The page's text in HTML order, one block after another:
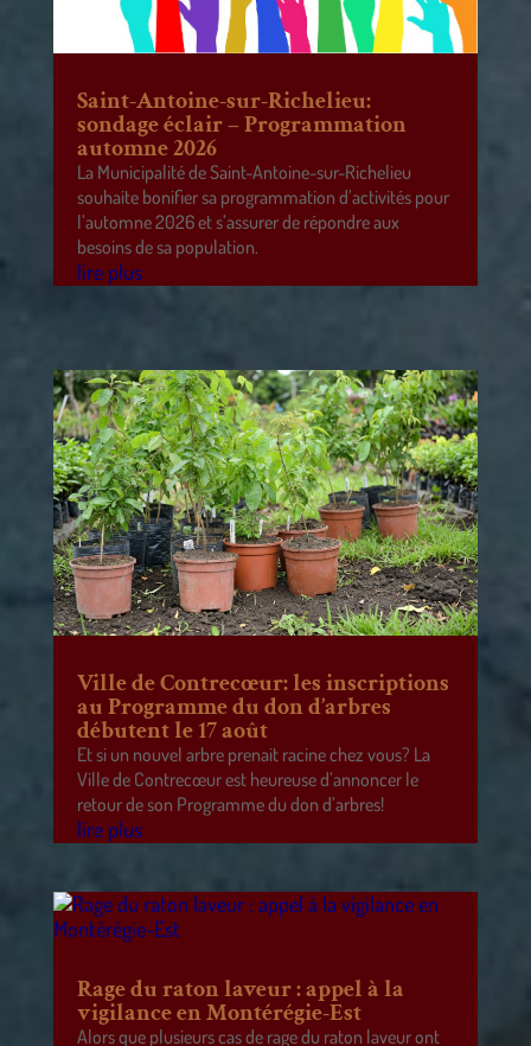
Saint-Antoine-sur-Richelieu:
sondage éclair – Programmation
automne 2026
La Municipalité de Saint-Antoine-sur-Richelieu
souhaite bonifier sa programmation d’activités pour
l’automne 2026 et s’assurer de répondre aux
besoins de sa population.
lire plus
Ville de Contrecœur: les inscriptions
au Programme du don d’arbres
débutent le 17 août
Et si un nouvel arbre prenait racine chez vous? La
Ville de Contrecœur est heureuse d’annoncer le
retour de son Programme du don d’arbres!
lire plus
Rage du raton laveur : appel à la
vigilance en Montérégie-Est
Alors que plusieurs cas de rage du raton laveur ont